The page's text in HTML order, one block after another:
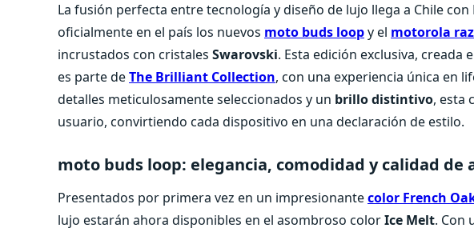
La fusión perfecta entre tecnología y diseño de lujo llega a Chile
oficialmente en el país los nuevos moto buds loopy el motorola
incrustados con cristales Swarovski. Esta edición exclusiva,
es parte deThe Brilliant Collection, con una experiencia única en
detalles meticulosamente seleccionados y un brillo distintivo, esta
usuario, convirtiendo cada dispositivo en una declaración de estilo.
moto buds loop: elegancia, comodidad y calidad de
Presentados por primera vez en un impresionantecolor French
lujo estarán ahora disponibles en el asombroso colorIce Melt. Con